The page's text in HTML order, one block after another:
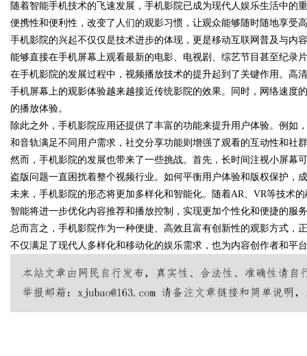
uz
!
随着智能手机技术的飞速发展，手机影院已成为现代人娱乐生活中的
便携性和便利性，改变了人们的观影习惯，让观众能够随时随地享受
手机影院的兴起不仅仅是技术进步的体现，更是移动互联网普及与内
能够直接在手机屏幕上观看最新的电影、电视剧、综艺节目甚至纪录
在手机影院的发展过程中，视频播放技术的提升起到了关键作用。高
手机屏幕上的观影体验越来越接近传统影院的效果。同时，网络速度
的播放体验。
除此之外，手机影院应用还提供了丰富的功能来提升用户体验。例如
和音轨满足不同用户需求，社交分享功能则增强了观看的互动性和社
然而，手机影院的发展也带来了一些挑战。首先，长时间注视小屏幕
盗版问题一直困扰着整个视频行业。如何平衡用户体验和版权保护，
未来，手机影院的形态将更加多样化和智能化。随着AR、VR等技术
智能将进一步优化内容推荐和播放控制，实现更加个性化和便捷的服
总而言之，手机影院作为一种便捷、高效且富有创新性的观影方式，
不仅满足了现代人多样化和移动化的娱乐需求，也为内容创作者和平
多元化发展的先锋力量